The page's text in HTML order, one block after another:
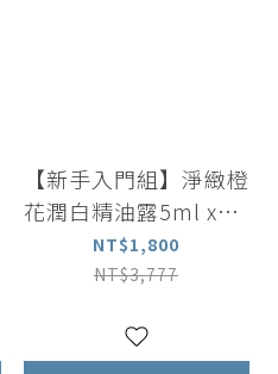
【新手入門組】淨緻橙
花潤白精油露5ml x3 +
橙花精華液30ml
NT$1,800
NT$3,777